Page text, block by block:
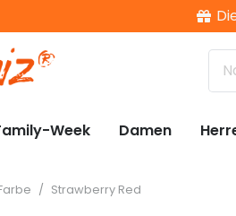
Week Damen
/ Strawberry Red